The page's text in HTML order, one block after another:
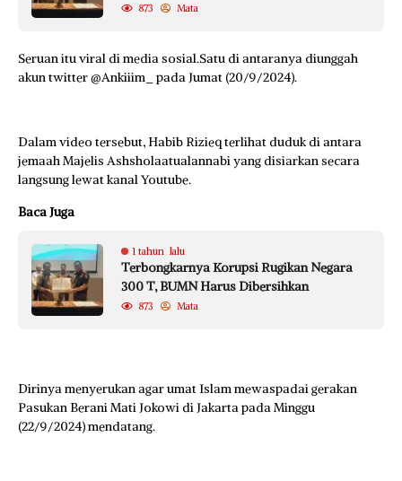
873 Mata
Seruan itu viral di media sosial.Satu di antaranya diunggah
akun twitter @Ankiiim_ pada Jumat (20/9/2024).
Dalam video tersebut, Habib Rizieq terlihat duduk di antara
jemaah Majelis Ashsholaatualannabi yang disiarkan secara
langsung lewat kanal Youtube.
Baca Juga
1 tahun lalu
Terbongkarnya Korupsi Rugikan Negara
300 T, BUMN Harus Dibersihkan
873 Mata
Dirinya menyerukan agar umat Islam mewaspadai gerakan
Pasukan Berani Mati Jokowi di Jakarta pada Minggu
(22/9/2024) mendatang.